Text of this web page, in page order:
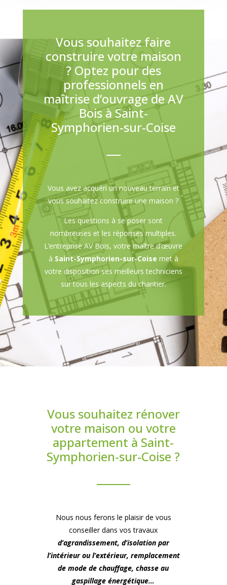
Vous souhaitez faire
construire votre maison
? Optez pour des
professionnels en
maîtrise d’ouvrage de AV
Bois à Saint-
Symphorien-sur-Coise
Vous avez acquéri un nouveau terrain et
vous souhaitez construire une maison ?
Les questions à se poser sont
nombreuses et les réponses multiples.
L’entreprise AV Bois, votre maître d’œuvre
à Saint-Symphorien-sur-Coise met à
votre disposition ses meilleurs techniciens
sur tous les aspects du chantier.
Vous souhaitez rénover
votre maison ou votre
appartement à Saint-
Symphorien-sur-Coise ?
Nous nous ferons le plaisir de vous
conseiller dans vos travaux
d’agrandissement, d’isolation par
l’intérieur ou l’extérieur, remplacement
de mode de chauffage, chasse au
gaspillage énergétique…